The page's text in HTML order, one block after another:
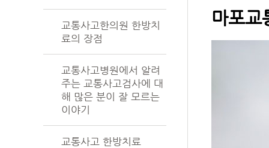
교통사고한의원 한방치
료의 장점
교통사고병원에서 알려
주는 교통사고검사에 대
해 많은 분이 잘 모르는
이야기
교통사고 한방치료
마포교